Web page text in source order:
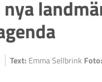
Text: Emma Sellbrink Foto: